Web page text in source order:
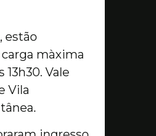
estão
màxima
Vale
Vila